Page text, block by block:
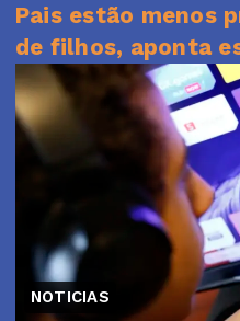
Pais estão menos
de filhos, aponta
NOTICIAS